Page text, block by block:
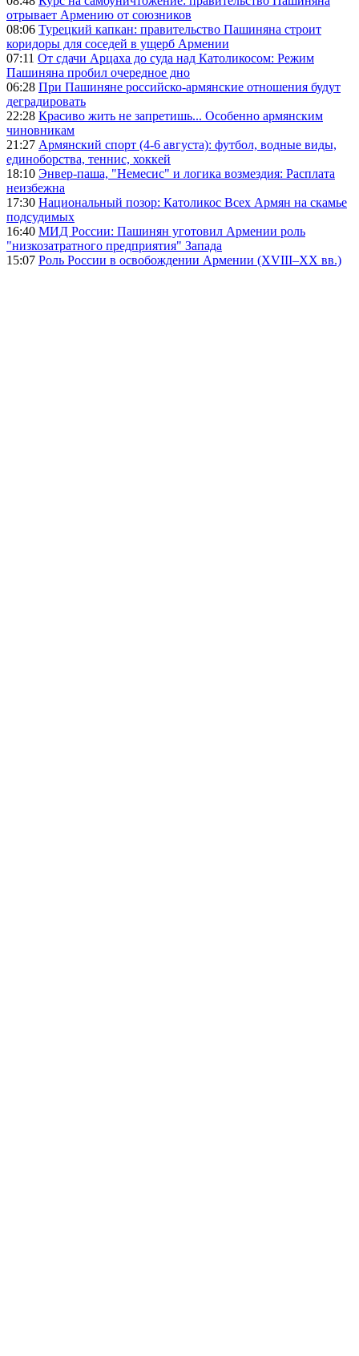
отрывает Армению от союзников
08:06 Турецкий капкан: правительство Пашиняна строит
коридоры для соседей в ущерб Армении
07:11 От сдачи Арцаха до суда над Католикосом: Режим
Пашиняна пробил очередное дно
06:28 При Пашиняне российско-армянские отношения будут
деградировать
22:28 Красиво жить не запретишь... Особенно армянским
чиновникам
21:27 Армянский спорт (4-6 августа): футбол, водные виды,
единоборства, теннис, хоккей
18:10 Энвер-паша, "Немесис" и логика возмездия: Расплата
неизбежна
17:30 Национальный позор: Католикос Всех Армян на скамье
подсудимых
16:40 МИД России: Пашинян уготовил Армении роль
"низкозатратного предприятия" Запада
15:07 Роль России в освобождении Армении (XVIII–XX вв.)